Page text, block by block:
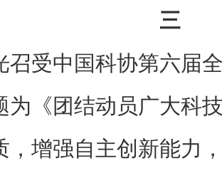
三
召受中国科协第六届
为《团结动员广大科
，增强自主创新能力